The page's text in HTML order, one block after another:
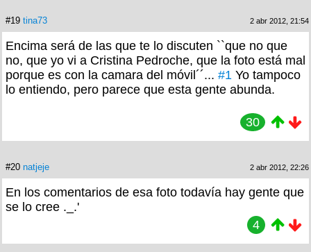
#19 tina73 2 abr 2012, 21:54
Encima será de las que te lo discuten ``que no que
no, que yo vi a Cristina Pedroche, que la foto está mal
porque es con la camara del móvil´´... #1 Yo tampoco
lo entiendo, pero parece que esta gente abunda.
30
#20 natjeje 2 abr 2012, 22:26
En los comentarios de esa foto todavía hay gente que
se lo cree ._.'
4